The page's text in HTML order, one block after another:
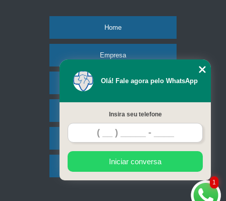
Home
Empresa
Missão
Serviços
Contato
Mapa do site
1
Olá! Fale agora pelo WhatsApp
Insira seu telefone
Iniciar conversa